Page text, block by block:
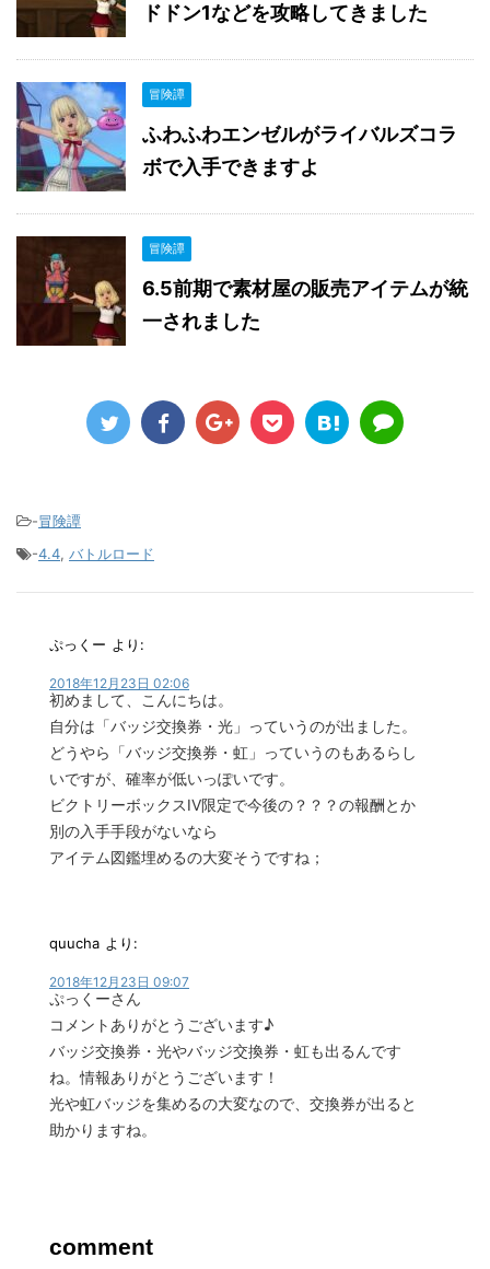
ドドン1などを攻略してきました
冒険譚
ふわふわエンゼルがライバルズコラ
ボで入手できますよ
冒険譚
6.5前期で素材屋の販売アイテムが統
一されました
-冒険譚
-4.4, バトルロード
ぷっくー より:
2018年12月23日 02:06
初めまして、こんにちは。
自分は「バッジ交換券・光」っていうのが出ました。
どうやら「バッジ交換券・虹」っていうのもあるらし
いですが、確率が低いっぽいです。
ビクトリーボックスIV限定で今後の？？？の報酬とか
別の入手手段がないなら
アイテム図鑑埋めるの大変そうですね；
quucha より:
2018年12月23日 09:07
ぷっくーさん
コメントありがとうございます♪
バッジ交換券・光やバッジ交換券・虹も出るんです
ね。情報ありがとうございます！
光や虹バッジを集めるの大変なので、交換券が出ると
助かりますね。
comment